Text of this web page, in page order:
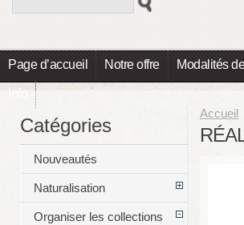
Page d’accueil Notre offre Modalités
Info
Accueil
Catégories
Nouveautés
Naturalisation
Organiser les collections